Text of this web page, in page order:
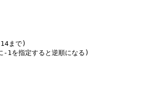
まで)
指定すると逆順になる)